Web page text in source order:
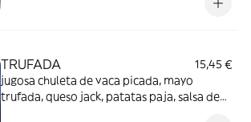
TRUFADA
15,45 €
jugosa chuleta de vaca picada, mayo
trufada, queso jack, patatas paja, salsa de